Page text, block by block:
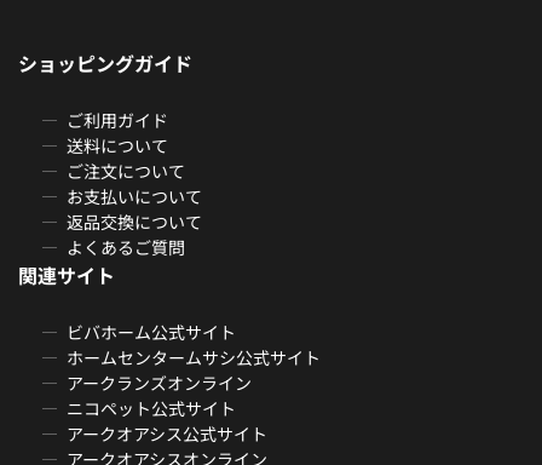
ショッピングガイド
ご利用ガイド
送料について
ご注文について
お支払いについて
返品交換について
よくあるご質問
関連サイト
ビバホーム公式サイト
ホームセンタームサシ公式サイト
アークランズオンライン
ニコペット公式サイト
アークオアシス公式サイト
アークオアシスオンライン